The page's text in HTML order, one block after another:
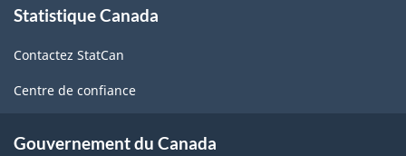
propos
ce
site
Statistique Canada
Contactez StatCan
Centre de confiance
Gouvernement du Canada